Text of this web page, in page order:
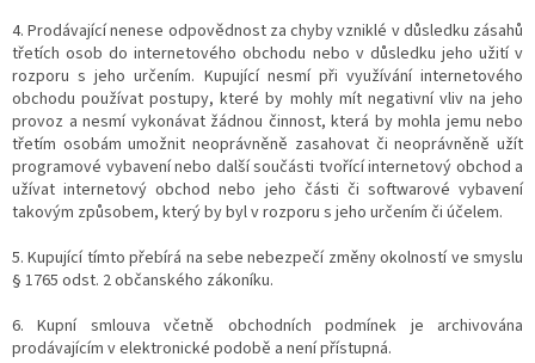
4. Prodávající nenese odpovědnost za chyby vzniklé v důsledku zásahů
třetích osob do internetového obchodu nebo v důsledku jeho užití v
rozporu s jeho určením. Kupující nesmí při využívání internetového
obchodu používat postupy, které by mohly mít negativní vliv na jeho
provoz a nesmí vykonávat žádnou činnost, která by mohla jemu nebo
třetím osobám umožnit neoprávněně zasahovat či neoprávněně užít
programové vybavení nebo další součásti tvořící internetový obchod a
užívat internetový obchod nebo jeho části či softwarové vybavení
takovým způsobem, který by byl v rozporu s jeho určením či účelem.
5. Kupující tímto přebírá na sebe nebezpečí změny okolností ve smyslu
§ 1765 odst. 2 občanského zákoníku.
6. Kupní smlouva včetně obchodních podmínek je archivována
prodávajícím v elektronické podobě a není přístupná.